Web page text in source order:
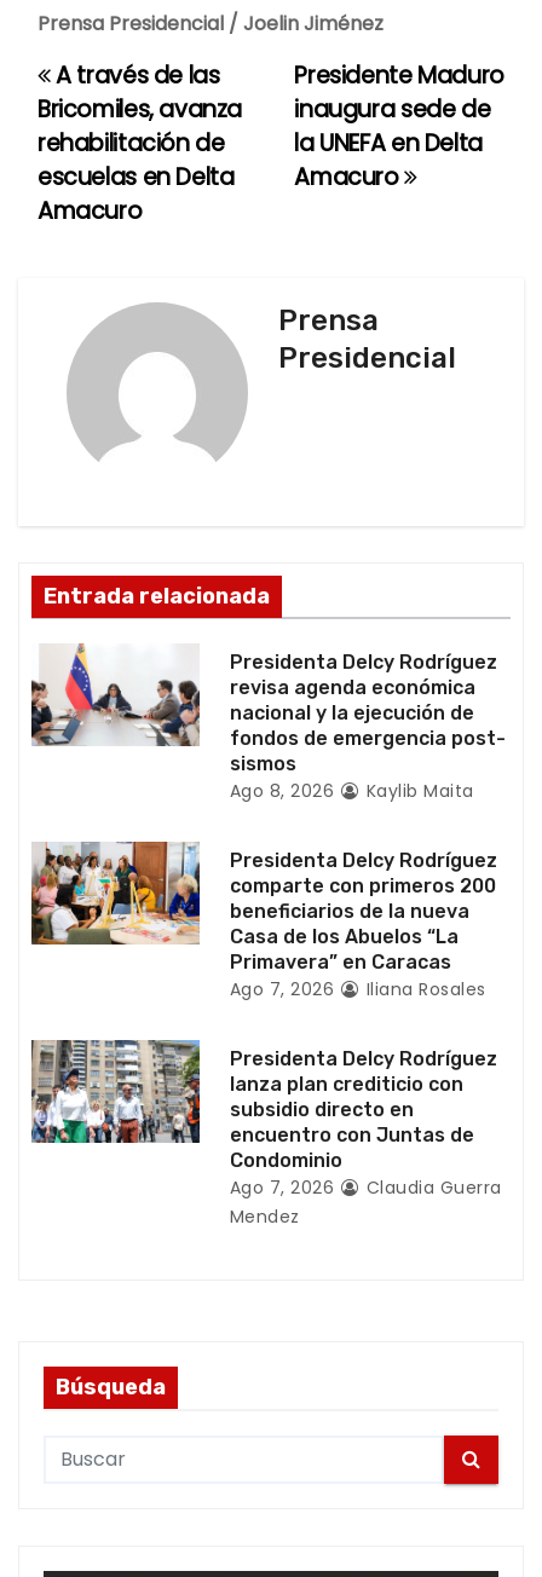
Prensa Presidencial / Joelin Jiménez
N
a
v
d
e
e
n
r
a
d
s
Presidente Maduro
inaugura sede de
la UNEFA en Delta
Amacuro
A través de las
Bricomiles, avanza
rehabilitación de
escuelas en Delta
Amacuro
Prensa
Presidencial
Entrada relacionada
Presidenta Delcy Rodríguez
revisa agenda económica
nacional y la ejecución de
fondos de emergencia post-
sismos
Ago 8, 2026 Kaylib Maita
Presidenta Delcy Rodríguez
comparte con primeros 200
beneficiarios de la nueva
Casa de los Abuelos “La
Primavera” en Caracas
Ago 7, 2026 Iliana Rosales
Presidenta Delcy Rodríguez
lanza plan crediticio con
subsidio directo en
encuentro con Juntas de
Condominio
Ago 7, 2026
Claudia Guerra
Mendez
Búsqueda